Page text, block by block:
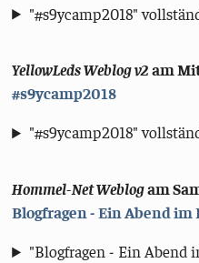
"#s9ycamp2018"
YellowLeds Weblog v2am
#s9ycamp2018
"#s9ycamp2018"
Hommel-Net Weblogam
Blogfragen - Ein Abend im
"Blogfragen - Ein Abend